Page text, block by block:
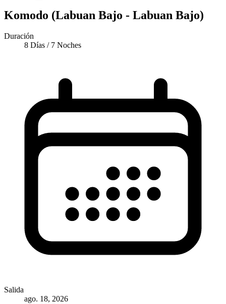
Komodo (Labuan Bajo - Labuan Bajo)
Duración
8 Días / 7 Noches
Salida
ago. 18, 2026